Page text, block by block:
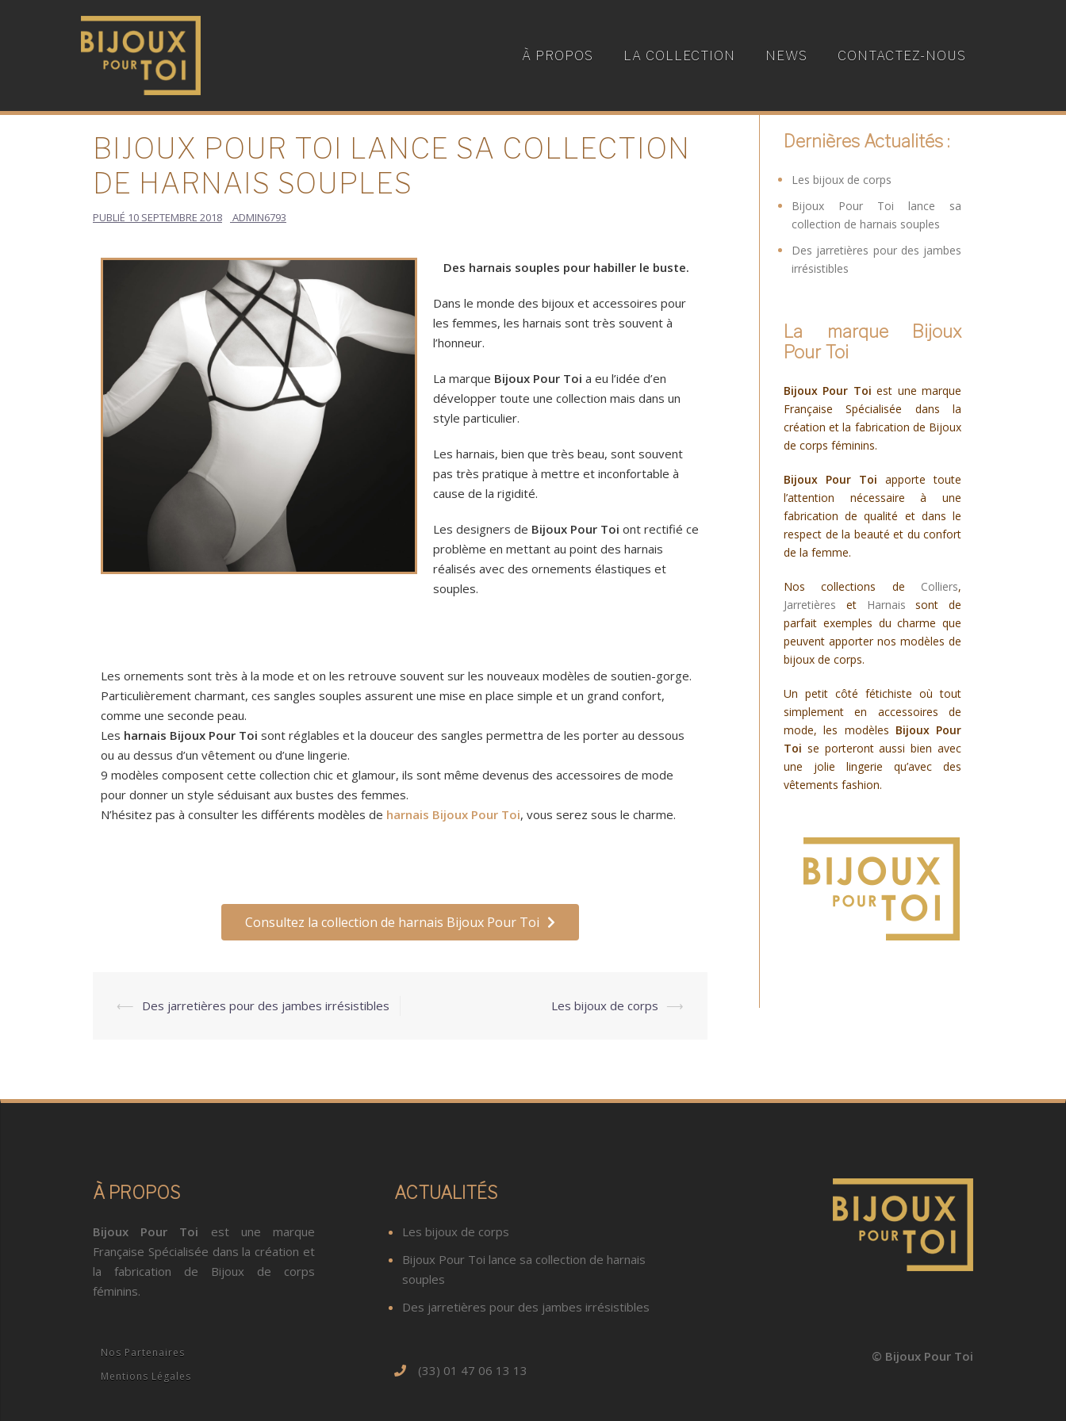
À PROPOS LA COLLECTION NEWS CONTACTEZ-NOUS
BIJOUX POUR TOI LANCE SA COLLECTION
DE HARNAIS SOUPLES
PUBLIÉ 10 SEPTEMBRE 2018 ADMIN6793
Des harnais souples pour habiller le buste.
Dans le monde des bijoux et accessoires pour
les femmes, les harnais sont très souvent à
l’honneur.
La marque Bijoux Pour Toi a eu l’idée d’en
développer toute une collection mais dans un
style particulier.
Les harnais, bien que très beau, sont souvent
pas très pratique à mettre et inconfortable à
cause de la rigidité.
Les designers de Bijoux Pour Toi ont rectifié ce
problème en mettant au point des harnais
réalisés avec des ornements élastiques et
souples.
Les ornements sont très à la mode et on les retrouve souvent sur les nouveaux modèles de soutien-gorge.
Particulièrement charmant, ces sangles souples assurent une mise en place simple et un grand confort,
comme une seconde peau.
Les harnais Bijoux Pour Toi sont réglables et la douceur des sangles permettra de les porter au dessous
ou au dessus d’un vêtement ou d’une lingerie.
9 modèles composent cette collection chic et glamour, ils sont même devenus des accessoires de mode
pour donner un style séduisant aux bustes des femmes.
N’hésitez pas à consulter les différents modèles de harnais Bijoux Pour Toi, vous serez sous le charme.
Consultez la collection de harnais Bijoux Pour Toi
⟵ Des jarretières pour des jambes irrésistibles Les bijoux de corps ⟶
Dernières Actualités :
Les bijoux de corps
Bijoux Pour Toi lance sa
collection de harnais souples
Des jarretières pour des jambes
irrésistibles
La marque Bijoux
Pour Toi
Bijoux Pour Toi est une marque
Française Spécialisée dans la
création et la fabrication de Bijoux
de corps féminins.
Bijoux Pour Toi apporte toute
l’attention nécessaire à une
fabrication de qualité et dans le
respect de la beauté et du confort
de la femme.
Nos collections de Colliers,
Jarretières et Harnais sont de
parfait exemples du charme que
peuvent apporter nos modèles de
bijoux de corps.
Un petit côté fétichiste où tout
simplement en accessoires de
mode, les modèles Bijoux Pour
Toi se porteront aussi bien avec
une jolie lingerie qu’avec des
vêtements fashion.
À PROPOS
Bijoux Pour Toi est une marque
Française Spécialisée dans la création et
la fabrication de Bijoux de corps
féminins.
Nos Partenaires
Mentions Légales
ACTUALITÉS
Les bijoux de corps
Bijoux Pour Toi lance sa collection de harnais
souples
Des jarretières pour des jambes irrésistibles
(33) 01 47 06 13 13
© Bijoux Pour Toi